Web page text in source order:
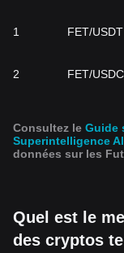
1 FET/USDT
2 FET/USDC
Consultez le Guide
Superintelligence
données sur les
Quel est le
des cryptos